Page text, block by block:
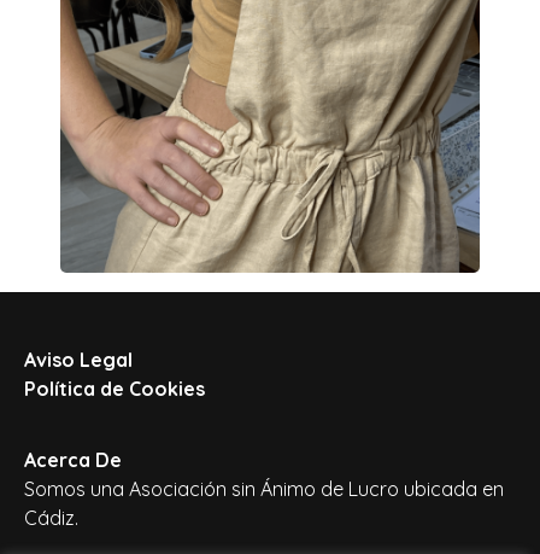
Aviso Legal
Política de Cookies
Acerca De
Somos una Asociación sin Ánimo de Lucro ubicada en
Cádiz.